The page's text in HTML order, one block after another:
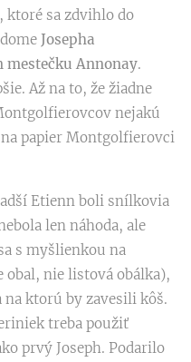
ktoré sa zdvihlo do
Josepha
Annonay.
Až na to, že žiadne
nejakú
papier Montgolfierovci
Etienn boli snílkovia
len náhoda, ale
s myšlienkou na
nie listová obálka),
ktorú by zavesili kôš.
treba použiť
prvý Joseph. Podarilo